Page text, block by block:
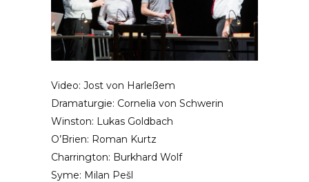
Video: Jost von Harleßem
Dramaturgie: Cornelia von Schwerin
Winston: Lukas Goldbach
O’Brien: Roman Kurtz
Charrington: Burkhard Wolf
Syme: Milan Pešl